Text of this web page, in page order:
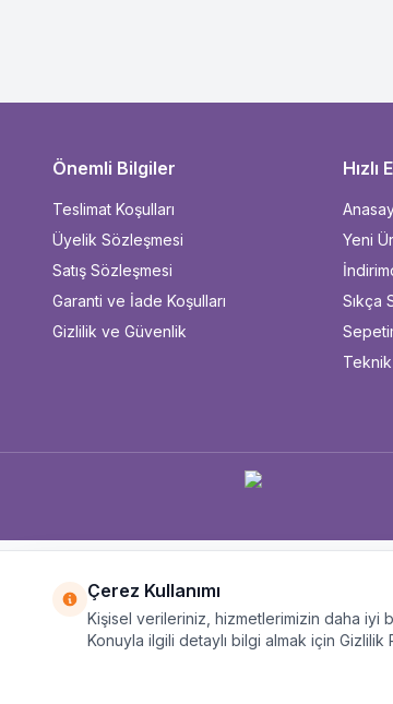
Önemli Bilgiler
Teslimat Koşulları
Üyelik Sözleşmesi
Satış Sözleşmesi
Garanti ve İade Koşulları
Gizlilik ve Güvenlik
Hızlı
Yeni
Sıkça
Çerez Kullanımı
Kişisel verileriniz, hizmetlerimizin daha iyi
Konuyla ilgili detaylı bilgi almak için Gizlilik